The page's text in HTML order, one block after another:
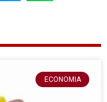
ECONOMIA